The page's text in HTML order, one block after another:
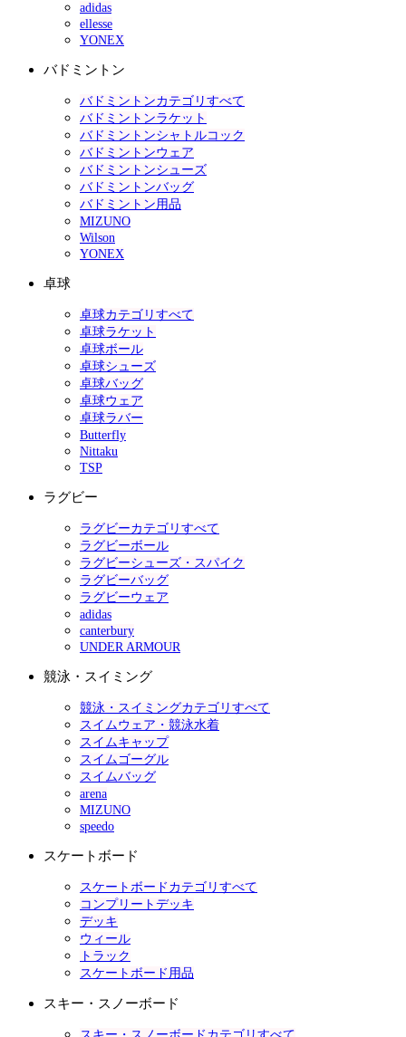
adidas
ellesse
YONEX
バドミントン
バドミントンカテゴリすべて
バドミントンラケット
バドミントンシャトルコック
バドミントンウェア
バドミントンシューズ
バドミントンバッグ
バドミントン用品
MIZUNO
Wilson
YONEX
卓球
卓球カテゴリすべて
卓球ラケット
卓球ボール
卓球シューズ
卓球バッグ
卓球ウェア
卓球ラバー
Butterfly
Nittaku
TSP
ラグビー
ラグビーカテゴリすべて
ラグビーボール
ラグビーシューズ・スパイク
ラグビーバッグ
ラグビーウェア
adidas
canterbury
UNDER ARMOUR
競泳・スイミング
競泳・スイミングカテゴリすべて
スイムウェア・競泳水着
スイムキャップ
スイムゴーグル
スイムバッグ
arena
MIZUNO
speedo
スケートボード
スケートボードカテゴリすべて
コンプリートデッキ
デッキ
ウィール
トラック
スケートボード用品
スキー・スノーボード